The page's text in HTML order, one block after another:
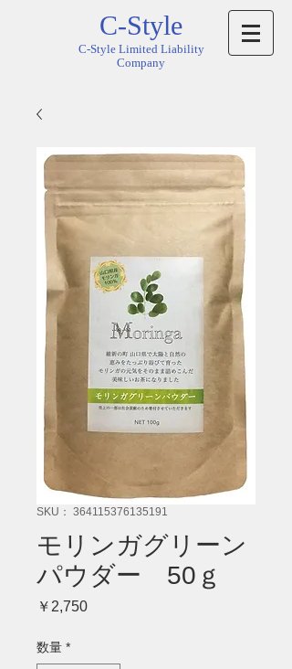
C-Style
C-Style Limited Liability
Company
SKU： 364115376135191
モリンガグリーン
パウダー 50ｇ
￥2,750価格
数量 *